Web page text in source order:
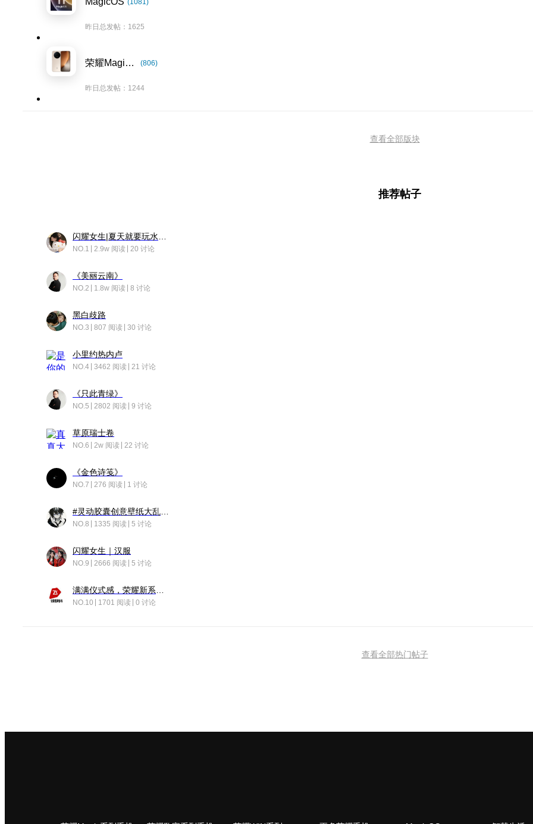
(1081)
昨日总发帖：1625
荣耀Magic8系列 (806)
昨日总发帖：1244
查看全部版块
推荐帖子
NO.1 2.9w 阅读 20 讨论
《美丽云南》
NO.2 1.8w 阅读 8 讨论
黑白歧路
NO.3 807 阅读 30 讨论
小里约热内卢
NO.4 3462 阅读 21 讨论
《只此青绿》
NO.5 2802 阅读 9 讨论
草原瑞士卷
NO.6 2w 阅读 22 讨论
《金色诗笺》
NO.7 276 阅读 1 讨论
NO.8 1335 阅读 5 讨论
闪耀女生｜汉服
NO.9 2666 阅读 5 讨论
NO.10 1701 阅读 0 讨论
查看全部热门帖子